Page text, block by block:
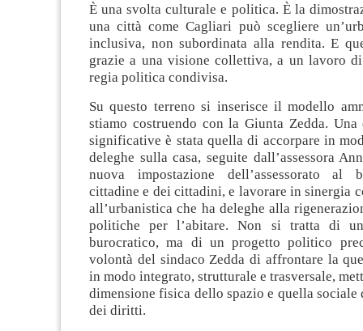
È una svolta culturale e politica. È la
una città come Cagliari può scegliere
inclusiva, non subordinata alla rendita. E
grazie a una visione collettiva, a un lavoro
regia politica condivisa.
Su questo terreno si inserisce il modello
stiamo costruendo con la Giunta Zedda.
significative è stata quella di accorpare in
deleghe sulla casa, seguite dall’assessora
nuova impostazione dell’assessorato al
cittadine e dei cittadini, e lavorare in sinergia
all’urbanistica che ha deleghe alla
politiche per l’abitare. Non si tratta di un
burocratico, ma di un progetto politico
volontà del sindaco Zedda di affrontare la
in modo integrato, strutturale e trasversale,
dimensione fisica dello spazio e quella
dei diritti.